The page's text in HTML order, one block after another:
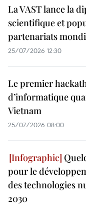
La VAST lance la
scientifique et
partenariats
25/07/2026 12:30
Le premier
d’informatique
Vietnam
25/07/2026 08:00
pour le
des technologies
2030